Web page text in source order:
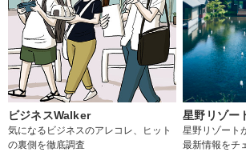
ビジネスWalker
気になるビジネスのアレコレ、ヒット
の裏側を徹底調査
星野リゾー
星野リゾート
最新情報をチ